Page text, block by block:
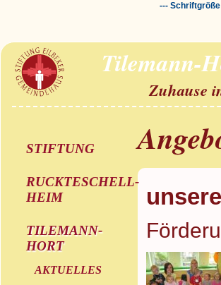
---
Tilemann-
Zuhause
STIFTUNG
RUCKTESCHELL-
HEIM
TILEMANN-
HORT
AKTUELLES